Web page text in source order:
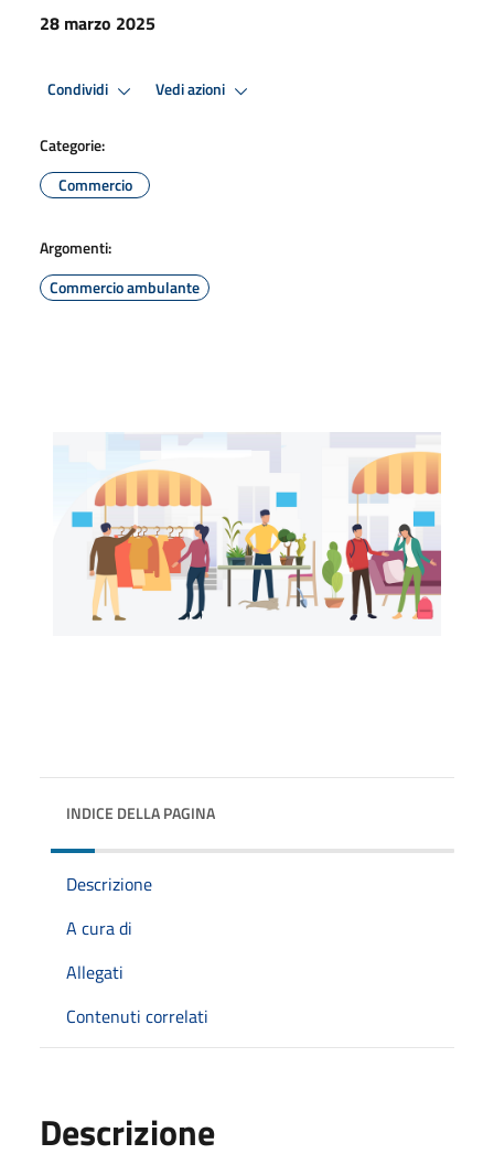
28 marzo 2025
Condividi Vedi azioni
Categorie:
Commercio
Argomenti:
Commercio ambulante
INDICE DELLA PAGINA
Descrizione
A cura di
Allegati
Contenuti correlati
Descrizione